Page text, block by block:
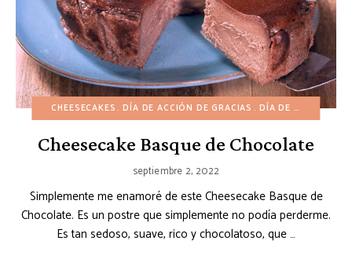
CHEESECAKES DÍA DE ACCIÓN DE GRACIAS DÍA DE SAN VALENTÍN
Cheesecake Basque de Chocolate
septiembre 2, 2022
Simplemente me enamoré de este Cheesecake Basque de
Chocolate. Es un postre que simplemente no podía perderme.
Es tan sedoso, suave, rico y chocolatoso, que …